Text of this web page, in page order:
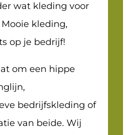
wat kleding voor
kleding,
op je bedrijf!
om een hippe
bedrijfskleding of
van beide. Wij